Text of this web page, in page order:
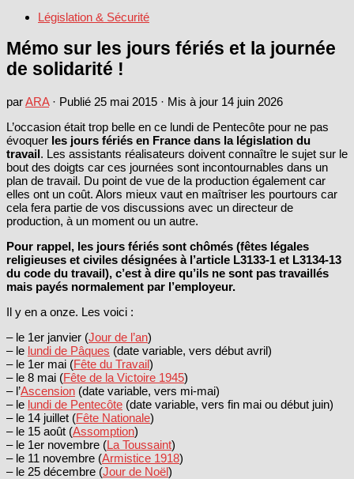
Législation & Sécurité
Mémo sur les jours fériés et la journée
de solidarité !
parARA · Publié 25 mai 2015 · Mis à jour 14 juin 2026
L’occasion était trop belle en ce lundi de Pentecôte pour ne pas
évoquer les jours fériés en France dans la législation du
travail. Les assistants réalisateurs doivent connaître le sujet sur le
bout des doigts car ces journées sont incontournables dans un
plan de travail. Du point de vue de la production également car
elles ont un coût. Alors mieux vaut en maîtriser les pourtours car
cela fera partie de vos discussions avec un directeur de
production, à un moment ou un autre.
Pour rappel, les jours fériés sont chômés (fêtes légales
religieuses et civiles désignées à l’article L3133-1 et L3134-13
du code du travail), c’est à dire qu’ils ne sont pas travaillés
mais payés normalement par l’employeur.
Il y en a onze. Les voici :
– le 1er janvier (Jour de l’an)
– le lundi de Pâques (date variable, vers début avril)
– le 1er mai (Fête du Travail)
– le 8 mai (Fête de la Victoire 1945)
– l’Ascension (date variable, vers mi-mai)
– le lundi de Pentecôte (date variable, vers fin mai ou début juin)
– le 14 juillet (Fête Nationale)
– le 15 août (Assomption)
– le 1er novembre (La Toussaint)
– le 11 novembre (Armistice 1918)
– le 25 décembre (Jour de Noël)